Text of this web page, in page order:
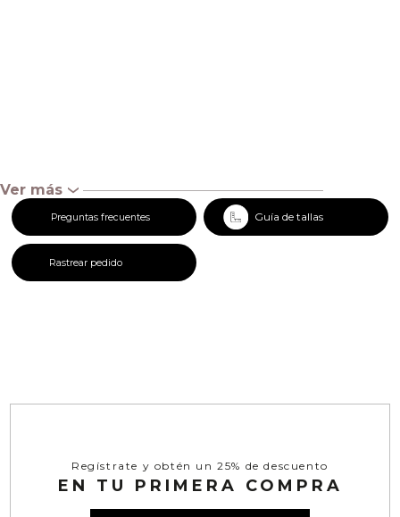
Ver más‹
Preguntas frecuentes Guía de tallas
Rastrear pedido
Regístrate y obtén un 25% de descuento
EN TU PRIMERA COMPRA